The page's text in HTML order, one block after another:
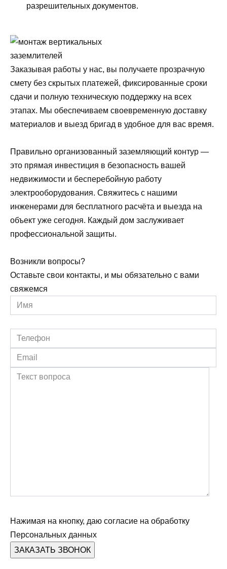
разрешительных документов.
Заказывая работы у нас, вы получаете прозрачную
смету без скрытых платежей, фиксированные сроки
сдачи и полную техническую поддержку на всех
этапах. Мы обеспечиваем своевременную доставку
материалов и выезд бригад в удобное для вас время.
Правильно организованный заземляющий контур —
это прямая инвестиция в безопасность вашей
недвижимости и бесперебойную работу
электрооборудования. Свяжитесь с нашими
инженерами для бесплатного расчёта и выезда на
объект уже сегодня. Каждый дом заслуживает
профессиональной защиты.
Возникли вопросы?
Оставьте свои контакты, и мы обязательно с вами
свяжемся
Нажимая на кнопку, даю согласие на обработку
Персональных данных